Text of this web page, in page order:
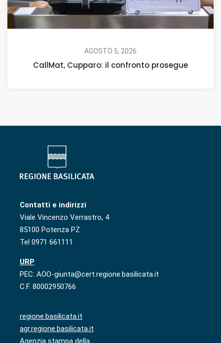
AGOSTO 5, 2026
CallMat, Cupparo: il confronto prosegue
Contatti e indirizzi
Viale Vincenzo Verrastro, 4
85100 Potenza PZ
Tel 0971 661111
URP
PEC: AOO-giunta@cert.regione.basilicata.it
C.F. 80002950766
regione.basilicata.it
agr.regione.basilicata.it
Agenzia stampa della